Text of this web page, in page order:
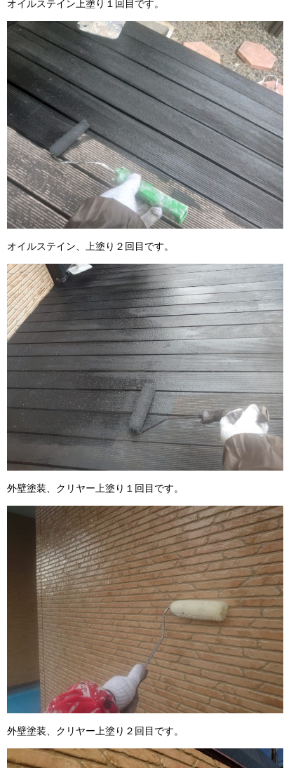
オイルステイン上塗り１回目です。
オイルステイン、上塗り２回目です。
外壁塗装、クリヤー上塗り１回目です。
外壁塗装、クリヤー上塗り２回目です。